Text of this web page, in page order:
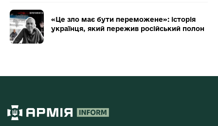
«Це зло має бути переможене»: історія
українця, який пережив російський полон